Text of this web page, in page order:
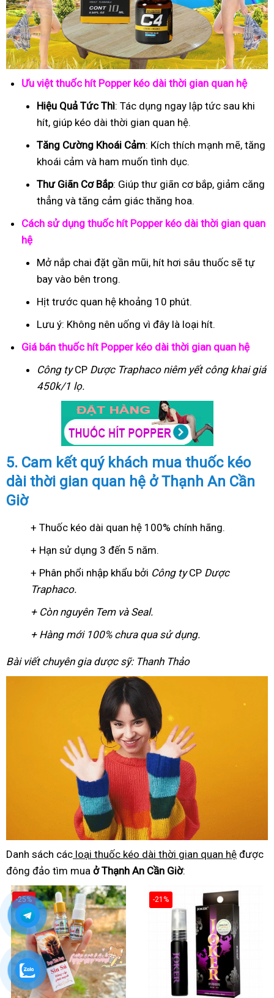
Ưu việt thuốc hít Popper kéo dài thời gian quan hệ
Hiệu Quả Tức Thì: Tác dụng ngay lập tức sau khi
hít, giúp kéo dài thời gian quan hệ.
Tăng Cường Khoái Cảm: Kích thích mạnh mẽ, tăng
khoái cảm và ham muốn tình dục.
Thư Giãn Cơ Bắp: Giúp thư giãn cơ bắp, giảm căng
thẳng và tăng cảm giác thăng hoa.
Cách sử dụng thuốc hít Popper kéo dài thời gian quan
hệ
Mở nắp chai đặt gần mũi, hít hơi sâu thuốc sẽ tự
bay vào bên trong.
Hịt trước quan hệ khoảng 10 phút.
Lưu ý: Không nên uống vì đây là loại hít.
Giá bán thuốc hít Popper kéo dài thời gian quan hệ
Công tyCP Dược Traphaconiêm yết công khai giá
450k/1 lọ.
5. Cam kết quý khách mua thuốc kéo
dài thời gian quan hệ ở Thạnh An Cần
Giờ
+ Thuốc kéo dài quan hệ 100% chính hãng.
+ Hạn sử dụng 3 đến 5 năm.
+ Phân phổi nhập khẩu bởi Công tyCP Dược
Traphaco.
+ Còn nguyên Tem và Seal.
+ Hàng mới 100% chưa qua sử dụng.
Bài viết chuyên gia dược sỹ: Thanh Thảo
Danh sách các loại thuốc kéo dài thời gian quan hệ được
đông đảo tìm mua ở Thạnh An Cần Giờ:
-25% -21%